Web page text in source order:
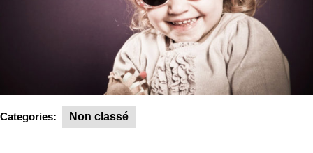
Categories: Non classé